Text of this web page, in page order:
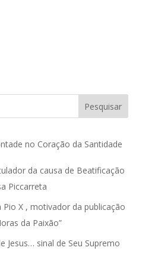
Pesquisar
no Coração da Santidade
da causa de Beatificação
Piccarreta
Pio X , motivador da publicação
da Paixão”
Jesus… sinal de Seu Supremo